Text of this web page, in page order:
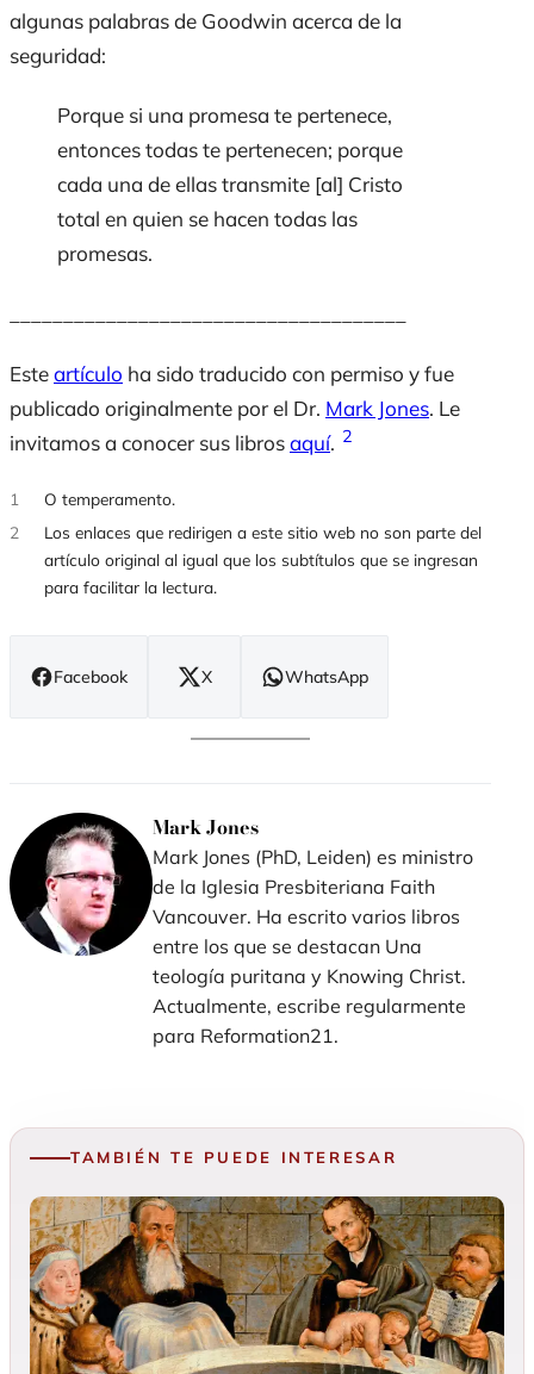
algunas palabras de Goodwin acerca de la
seguridad:
Porque si una promesa te pertenece,
entonces todas te pertenecen; porque
cada una de ellas transmite [al] Cristo
total en quien se hacen todas las
promesas.
Esteartículo ha sido traducido con permiso y fue
publicado originalmente por el Dr. Mark Jones. Le
invitamos a conocer sus librosaquí. 2
1
O temperamento.
2
Los enlaces que redirigen a este sitio web no son parte del
artículo original al igual que los subtítulos que se ingresan
para facilitar la lectura.
Facebook
(se
X
(se
en
WhatsApp
(se
Mark Jones
Mark Jones (PhD, Leiden) es ministro
de la Iglesia Presbiteriana Faith
Vancouver. Ha escrito varios libros
entre los que se destacan Una
teología puritana y Knowing Christ.
Actualmente, escribe regularmente
para Reformation21.
TAMBIÉN TE PUEDE INTERESAR